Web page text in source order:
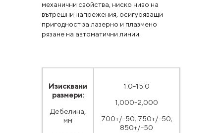
механични свойства, ниско ниво на
вътрешни напрежения, осигуряващи
пригодност за лазерно и плазмено
рязане на автоматични линии.
Изисквани
размери:
Дебелина,
мм
1.0-15.0
1,000-2,000
700+/-50; 750+/-50;
850+/-50